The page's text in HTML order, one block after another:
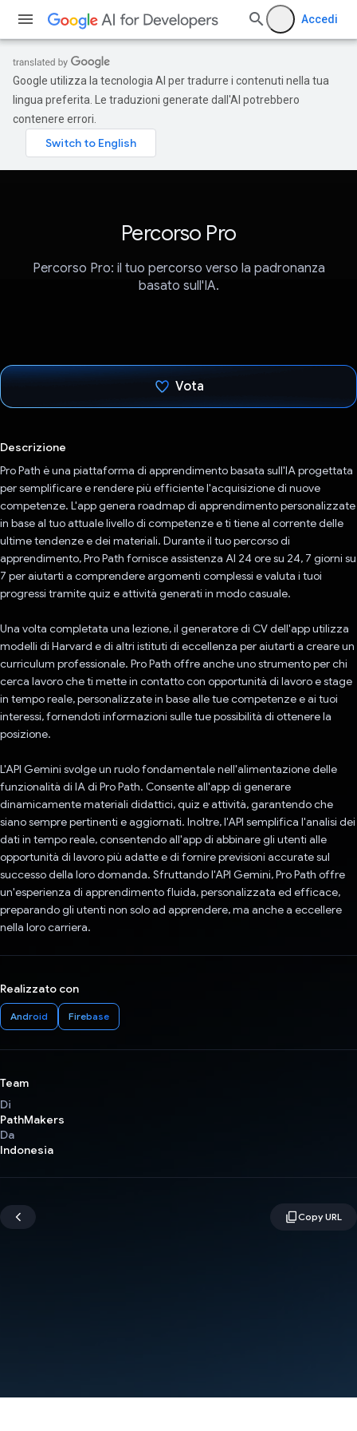
Accedi
Google utilizza la tecnologia AI per tradurre i contenuti nella tua
lingua preferita. Le traduzioni generate dall'AI potrebbero
contenere errori.
Percorso Pro
Percorso Pro: il tuo percorso verso la padronanza
basato sull'IA.
Vota
Descrizione
Pro Path è una piattaforma di apprendimento basata sull'IA progettata
per semplificare e rendere più efficiente l'acquisizione di nuove
competenze. L'app genera roadmap di apprendimento personalizzate
in base al tuo attuale livello di competenze e ti tiene al corrente delle
ultime tendenze e dei materiali. Durante il tuo percorso di
apprendimento, Pro Path fornisce assistenza AI 24 ore su 24, 7 giorni su
7 per aiutarti a comprendere argomenti complessi e valuta i tuoi
progressi tramite quiz e attività generati in modo casuale.
Una volta completata una lezione, il generatore di CV dell'app utilizza
modelli di Harvard e di altri istituti di eccellenza per aiutarti a creare un
curriculum professionale. Pro Path offre anche uno strumento per chi
cerca lavoro che ti mette in contatto con opportunità di lavoro e stage
in tempo reale, personalizzate in base alle tue competenze e ai tuoi
interessi, fornendoti informazioni sulle tue possibilità di ottenere la
posizione.
L'API Gemini svolge un ruolo fondamentale nell'alimentazione delle
funzionalità di IA di Pro Path. Consente all'app di generare
dinamicamente materiali didattici, quiz e attività, garantendo che
siano sempre pertinenti e aggiornati. Inoltre, l'API semplifica l'analisi dei
dati in tempo reale, consentendo all'app di abbinare gli utenti alle
opportunità di lavoro più adatte e di fornire previsioni accurate sul
successo della loro domanda. Sfruttando l'API Gemini, Pro Path offre
un'esperienza di apprendimento fluida, personalizzata ed efficace,
preparando gli utenti non solo ad apprendere, ma anche a eccellere
nella loro carriera.
Realizzato con
Android Firebase
Team
Di
PathMakers
Da
Indonesia